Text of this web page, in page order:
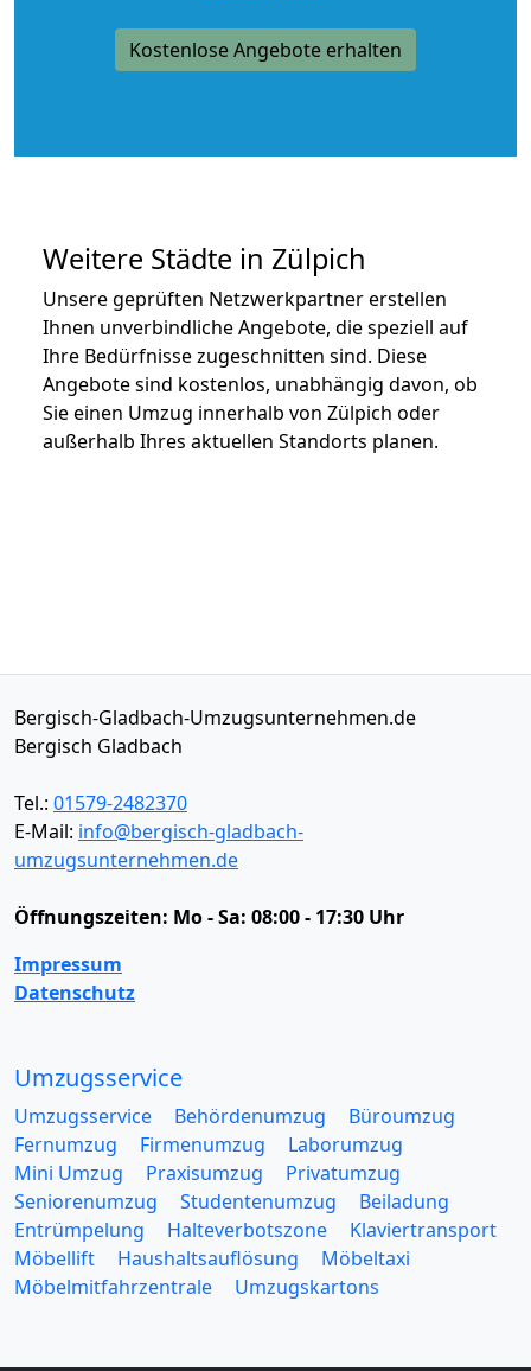
Kostenlose Angebote erhalten
Weitere Städte in Zülpich
Unsere geprüften Netzwerkpartner erstellen
Ihnen unverbindliche Angebote, die speziell auf
Ihre Bedürfnisse zugeschnitten sind. Diese
Angebote sind kostenlos, unabhängig davon, ob
Sie einen Umzug innerhalb von Zülpich oder
außerhalb Ihres aktuellen Standorts planen.
Bergisch-Gladbach-Umzugsunternehmen.de
Bergisch Gladbach
Tel.: 01579-2482370
E-Mail: info@bergisch-gladbach-
umzugsunternehmen.de
Öffnungszeiten: Mo - Sa: 08:00 - 17:30 Uhr
Impressum
Datenschutz
Umzugsservice
Umzugsservice Behördenumzug
Büroumzug
Fernumzug
Firmenumzug
Laborumzug
Mini Umzug
Praxisumzug
Privatumzug
Seniorenumzug
Studentenumzug
Beiladung
Entrümpelung
Halteverbotszone
Klaviertransport
Möbellift
Haushaltsauflösung
Möbeltaxi
Möbelmitfahrzentrale
Umzugskartons